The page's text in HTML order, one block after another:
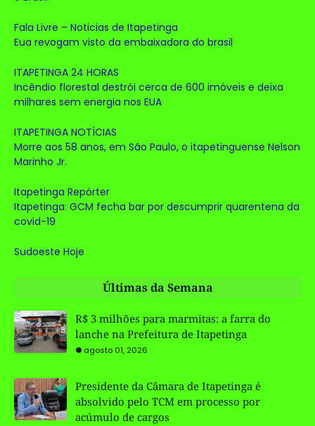
Fala Livre – Noticias de Itapetinga
Eua revogam visto da embaixadora do brasil
ITAPETINGA 24 HORAS
Incêndio florestal destrói cerca de 600 imóveis e deixa
milhares sem energia nos EUA
ITAPETINGA NOTÍCIAS
Morre aos 58 anos, em São Paulo, o itapetinguense Nelson
Marinho Jr.
Itapetinga Repórter
Itapetinga: GCM fecha bar por descumprir quarentena da
covid-19
Sudoeste Hoje
Últimas da Semana
R$ 3 milhões para marmitas: a farra do
lanche na Prefeitura de Itapetinga
agosto 01, 2026
Presidente da Câmara de Itapetinga é
absolvido pelo TCM em processo por
acúmulo de cargos